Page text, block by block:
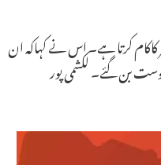
انجینئر کاکام کرتا ہے۔ اس نے کہاکہ ان
بن گئے۔ لکشمی پور